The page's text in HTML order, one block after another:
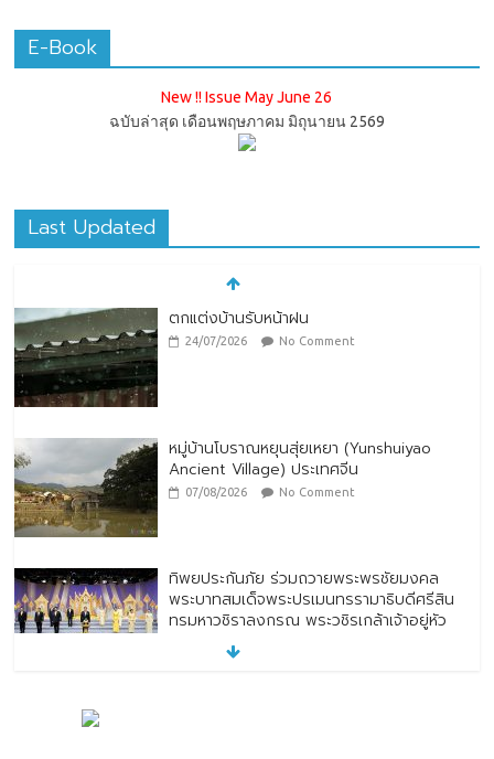
E-Book
New !! Issue May June 26
ฉบับล่าสุด เดือนพฤษภาคม มิถุนายน 2569
Last Updated
ตกแต่งบ้านรับหน้าฝน
24/07/2026 No Comment
หมู่บ้านโบราณหยุนสุ่ยเหยา (Yunshuiyao
Ancient Village) ประเทศจีน
07/08/2026 No Comment
ทิพยประกันภัย ร่วมถวายพระพรชัยมงคล
พระบาทสมเด็จพระปรเมนทรรามาธิบดีศรีสิน
ทรมหาวชิราลงกรณ พระวชิรเกล้าเจ้าอยู่หัว
28/07/2026